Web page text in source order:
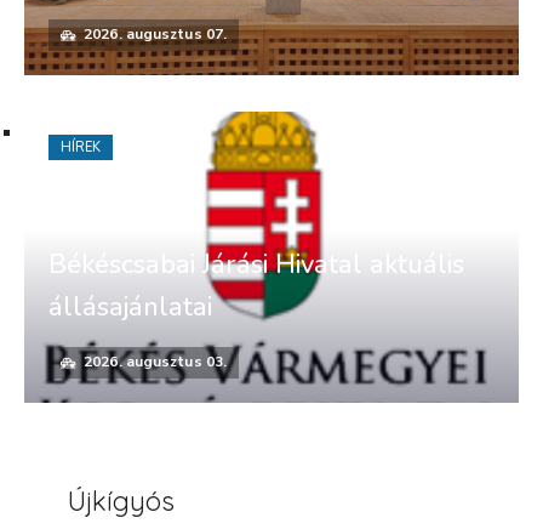
2026. augusztus 07.
Békéscsabai Járási Hivatal aktuális
állásajánlatai
2026. augusztus 03.
HÍREK
Újkígyós